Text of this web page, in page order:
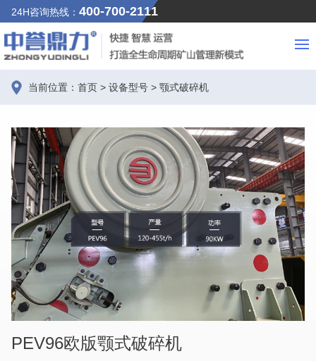
24H咨询热线： 400-700-2111
当前位置： 首页 > 设备型号 > 颚式破碎机
PEV96欧版颚式破碎机